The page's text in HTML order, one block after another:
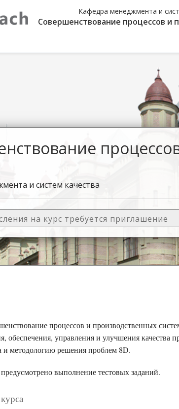
Кафедра менеджмента и
Совершенствование процессов и
и систем качества
на курс требуется приглашение
процессов и производственных
обеспечения, управления и улучшения качества
и методологию решения проблем 8D.
выполнение тестовых заданий.